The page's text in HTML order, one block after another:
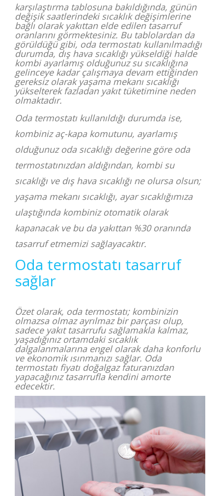
karşılaştırma tablosuna bakıldığında, günün
değişik saatlerindeki sıcaklık değişimlerine
bağlı olarak yakıttan elde edilen tasarruf
oranlarını görmektesiniz. Bu tablolardan da
görüldüğü gibi, oda termostatı kullanılmadığı
durumda, dış hava sıcaklığı yükseldiği halde
kombi ayarlamış olduğunuz su sıcaklığına
gelinceye kadar çalışmaya devam ettiğinden
gereksiz olarak yaşama mekanı sıcaklığı
yükselterek fazladan yakıt tüketimine neden
olmaktadır.
Oda termostatı kullanıldığı durumda ise,
kombiniz aç-kapa komutunu, ayarlamış
olduğunuz oda sıcaklığı değerine göre oda
termostatınızdan aldığından, kombi su
sıcaklığı ve dış hava sıcaklığı ne olursa olsun;
yaşama mekanı sıcaklığı, ayar sıcaklığımıza
ulaştığında kombiniz otomatik olarak
kapanacak ve bu da yakıttan %30 oranında
tasarruf etmemizi sağlayacaktır.
Oda termostatı tasarruf
sağlar
Özet olarak, oda termostatı; kombinizin
olmazsa olmaz ayrılmaz bir parçası olup,
sadece yakıt tasarrufu sağlamakla kalmaz,
yaşadığınız ortamdaki sıcaklık
dalgalanmalarına engel olarak daha konforlu
ve ekonomik ısınmanızı sağlar. Oda
termostatı fiyatı doğalgaz faturanızdan
yapacağınız tasarrufla kendini amorte
edecektir.